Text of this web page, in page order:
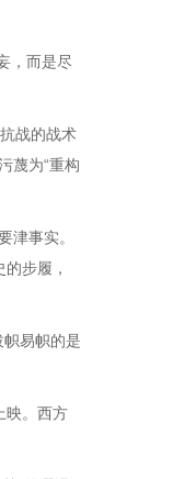
，而是尽
战的战术
蔑为“重构
津事实。
步履，
易帜的是
映。西方